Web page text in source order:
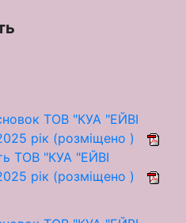
ТОВ "КУА "ЕЙВІ
рік (розміщено )
ТОВ "КУА "ЕЙВІ
рік (розміщено )